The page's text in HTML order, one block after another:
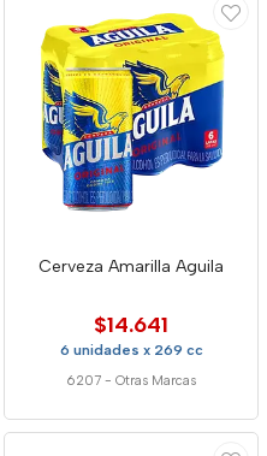
Cerveza Amarilla Aguila
$14.641
6 unidades x 269 cc
6207 - Otras Marcas